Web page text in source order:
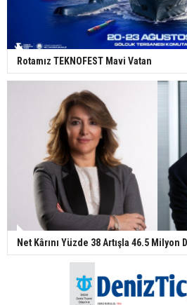
Rotamız TEKNOFEST Mavi Vatan
Net Kârını Yüzde 38 Artışla 46.5 Milyon